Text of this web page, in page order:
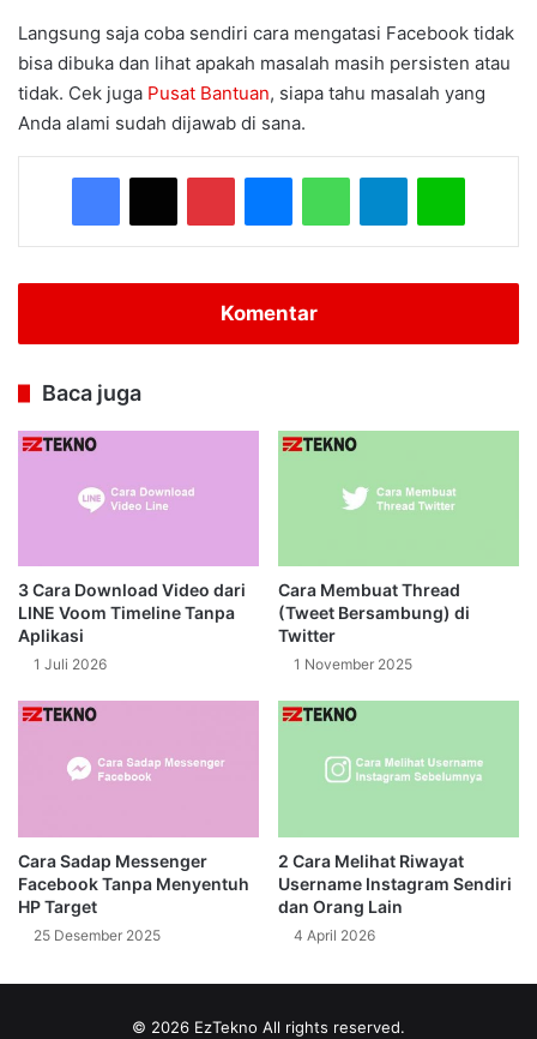
Langsung saja coba sendiri cara mengatasi Facebook tidak
bisa dibuka dan lihat apakah masalah masih persisten atau
tidak. Cek juga Pusat Bantuan, siapa tahu masalah yang
Anda alami sudah dijawab di sana.
Facebook
X PinterestMessengerWhatsAppTelegramLine
Komentar
Baca juga
3 Cara Download Video dari
LINE Voom Timeline Tanpa
Aplikasi
1 Juli 2026
Cara Membuat Thread
(Tweet Bersambung) di
Twitter
1 November 2025
Cara Sadap Messenger
Facebook Tanpa Menyentuh
HP Target
25 Desember 2025
2 Cara Melihat Riwayat
Username Instagram Sendiri
dan Orang Lain
4 April 2026
© 2026 EzTekno All rights reserved.